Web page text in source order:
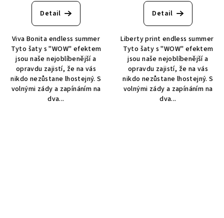
Detail
Viva Bonita endless summer
Tyto šaty s "WOW" efektem
jsou naše nejoblíbenější a
opravdu zajistí, že na vás
nikdo nezůstane lhostejný. S
volnými zády a zapínáním na
dva...
Detail
Liberty print endless summer
Tyto šaty s "WOW" efektem
jsou naše nejoblíbenější a
opravdu zajistí, že na vás
nikdo nezůstane lhostejný. S
volnými zády a zapínáním na
dva...